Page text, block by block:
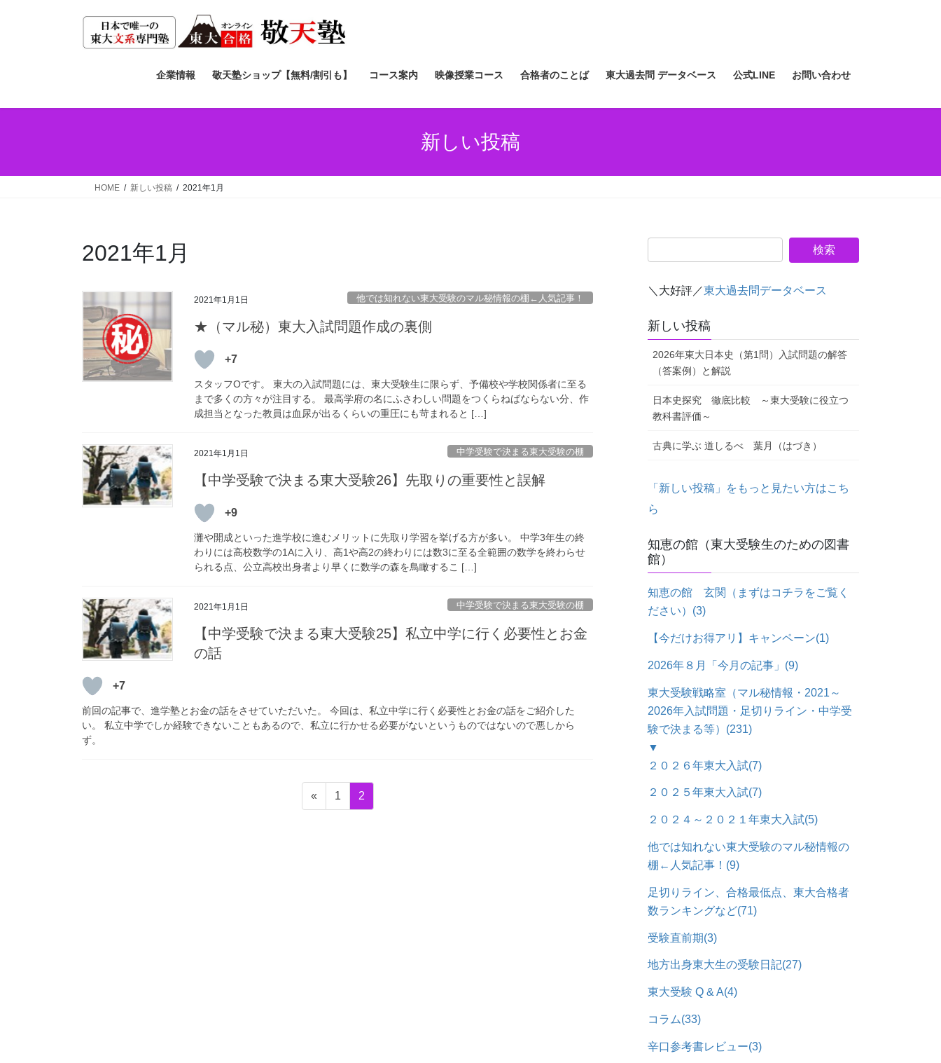
ス
ン
企業情報 敬天塾ショップ【無料/割引も】 コース案内 映像授業コース 合格者のことば 東大過去問 データベース 公式LINE お問い合わせ
新しい投稿
HOME 新しい投稿 2021年1月
2021年1月
2021年1月1日 他では知れない東大受験のマル秘情報の棚←人気記事！
★（マル秘）東大入試問題作成の裏側
+7
スタッフOです。 東大の入試問題には、東大受験生に限らず、予備校や学校関係者に至る
まで多くの方々が注目する。 最高学府の名にふさわしい問題をつくらねばならない分、作
成担当となった教員は血尿が出るくらいの重圧にも苛まれると […]
2021年1月1日 中学受験で決まる東大受験の棚
【中学受験で決まる東大受験26】先取りの重要性と誤解
+9
灘や開成といった進学校に進むメリットに先取り学習を挙げる方が多い。 中学3年生の終
わりには高校数学の1Aに入り、高1や高2の終わりには数3に至る全範囲の数学を終わらせ
られる点、公立高校出身者より早くに数学の森を鳥瞰するこ […]
2021年1月1日 中学受験で決まる東大受験の棚
【中学受験で決まる東大受験25】私立中学に行く必要性とお金
の話
+7
前回の記事で、進学塾とお金の話をさせていただいた。 今回は、私立中学に行く必要性とお金の話をご紹介した
い。 私立中学でしか経験できないこともあるので、私立に行かせる必要がないというものではないので悪しから
ず。
«
固
定
1
固
定
2
＼大好評／東大過去問データベース
新しい投稿
2026年東大日本史（第1問）入試問題の解答
（答案例）と解説
日本史探究 徹底比較 ～東大受験に役立つ
教科書評価～
古典に学ぶ 道しるべ 葉月（はづき）
「新しい投稿」をもっと見たい方はこち
ら
知恵の館（東大受験生のための図書
館）
知恵の館 玄関（まずはコチラをご覧く
ださい） (3)
【今だけお得アリ】キャンペーン(1)
2026年８月「今月の記事」 (9)
東大受験戦略室（マル秘情報・2021～
2026年入試問題・足切りライン・中学受
験で決まる等） (231)
▼
２０２６年東大入試(7)
２０２５年東大入試(7)
２０２４～２０２１年東大入試(5)
他では知れない東大受験のマル秘情報の
棚←人気記事！ (9)
足切りライン、合格最低点、東大合格者
数ランキングなど(71)
受験直前期(3)
地方出身東大生の受験日記(27)
東大受験 Q & A(4)
コラム(33)
辛口参考書レビュー(3)